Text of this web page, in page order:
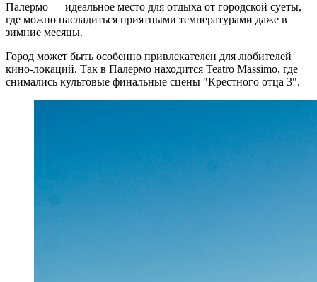
Палермо — идеальное место для отдыха от городской суеты,
где можно насладиться приятными температурами даже в
зимние месяцы.
Город может быть особенно привлекателен для любителей
кино-локаций. Так в Палермо находится Teatro Massimo, где
снимались культовые финальные сцены "Крестного отца 3".